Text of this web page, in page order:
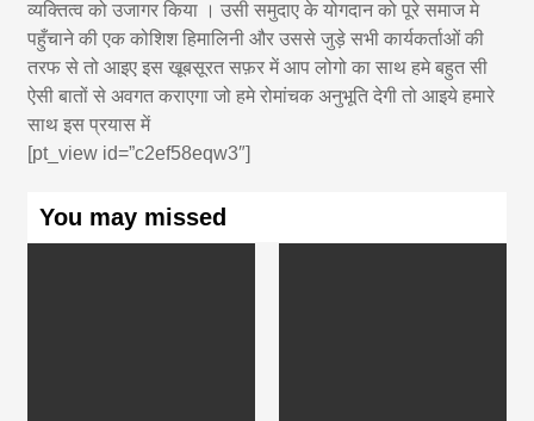
व्यक्तित्व को उजागर किया । उसी समुदाए के योगदान को पूरे समाज मे
पहुँचाने की एक कोशिश हिमालिनी और उससे जुड़े सभी कार्यकर्ताओं की
तरफ से तो आइए इस खूबसूरत सफ़र में आप लोगो का साथ हमे बहुत सी
ऐसी बातों से अवगत कराएगा जो हमे रोमांचक अनुभूति देगी तो आइये हमारे
साथ इस प्रयास में
[pt_view id=”c2ef58eqw3″]
You may missed